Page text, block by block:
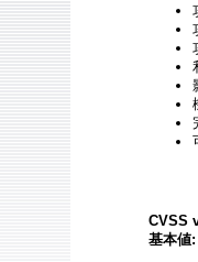
CVSS
基本値